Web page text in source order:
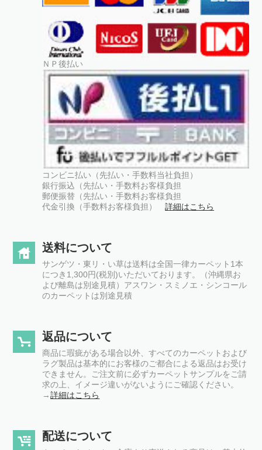
ＮＰ後払い
コンビニ払い（先払い・手数料当社負担）
銀行振込（先払い・手数料お客様負担
郵便振替（先払い・手数料お客様負担
代金引換（手数料お客様負担）詳細はこちら
送料について
サンゲツ・東リ・い草は送料は全国一律カーペット1本
につき1,300円(税別)いただいております。（沖縄県お
よび離島は別途見積）アスワン・スミノエ・シンコール
のカーペットは別途見積
返品について
商品に瑕疵がある場合以外、すべてのカーペットおよび
ラグ製品は基本的にお客様のご都合による返品はお受け
できません。ご注文前に必ずカーペットサンプルをご請
求の上、イメージ違いがないようにご確認ください。
→詳細はこちら
配送について